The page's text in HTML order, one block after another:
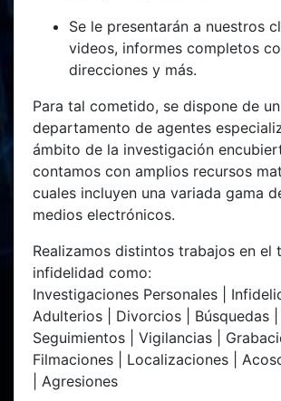
Se le presentarán a nuestros
videos, informes completos
direcciones y más.
Para tal cometido, se dispone de un
departamento de agentes
ámbito de la investigación
contamos con amplios recursos
cuales incluyen una variada gama
medios electrónicos.
Realizamos distintos trabajos en el
infidelidad como:
Investigaciones Personales |
Adulterios | Divorcios | Búsquedas |
Seguimientos | Vigilancias |
Filmaciones | Localizaciones |
| Agresiones